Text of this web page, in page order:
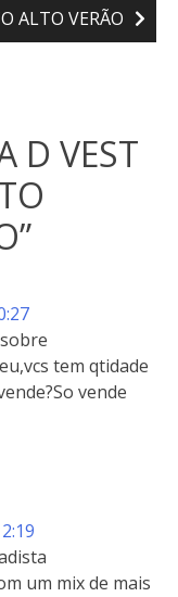
ALTO VERÃO
D VEST
”
tem qtidade
vende
um mix de mais